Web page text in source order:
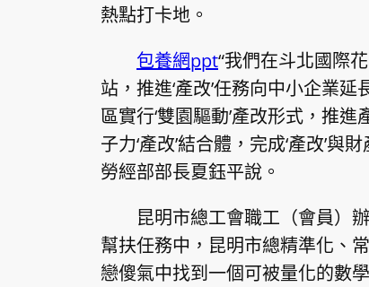
熱點打卡地。
包養網ppt“我們在斗北國際
站，推進‘產改’任務向中小企業
區實行‘雙園驅動’產改形式，推
子力‘產改’結合體，完成‘產改’與
勞經部部長夏鈺平說。
昆明市總工會職工（會員）
幫扶任務中，昆明市總精準化、
戀傻氣中找到一個可被量化的數